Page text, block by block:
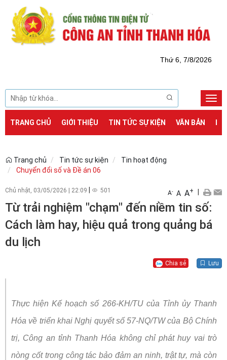
Thứ 6, 7/8/2026
TRANG CHỦ GIỚI THIỆU TIN TỨC SỰ KIỆN VĂN BẢN
Trang chủ Tin tức sự kiện
Tin hoạt động
Chuyển đổi số và Đề án 06
Chủ nhật, 03/05/2026 | 22:09 501 A- A A+
Từ trải nghiệm "chạm" đến niềm tin số:
Cách làm hay, hiệu quả trong quảng bá
du lịch
Chia sẻ Lưu
Thực hiện Kế hoạch số 266-KH/TU của Tỉnh ủy Thanh
Hóa về triển khai Nghị quyết số 57-NQ/TW của Bộ Chính
trị, Công an tỉnh Thanh Hóa không chỉ phát huy vai trò
nòng cốt trong công tác bảo đảm an ninh, trật tự, mà còn